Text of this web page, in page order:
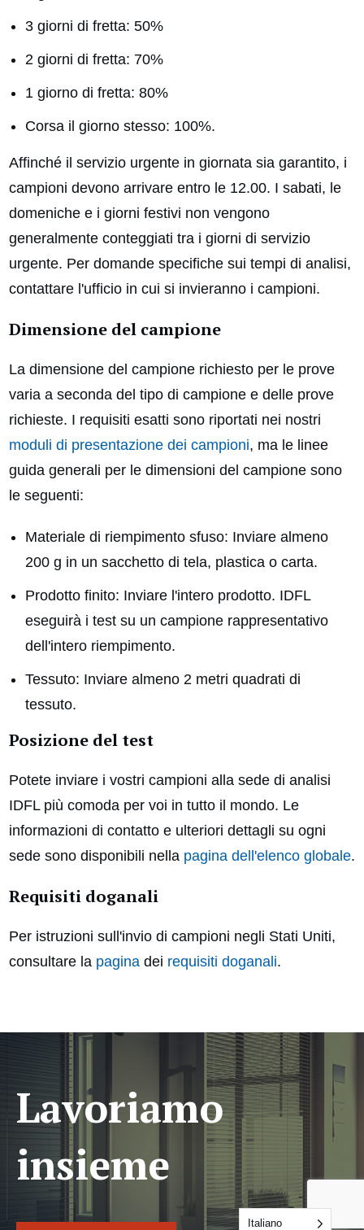
3 giorni di fretta: 50%
2 giorni di fretta: 70%
1 giorno di fretta: 80%
Corsa il giorno stesso: 100%.
Affinché il servizio urgente in giornata sia garantito, i
campioni devono arrivare entro le 12.00. I sabati, le
domeniche e i giorni festivi non vengono
generalmente conteggiati tra i giorni di servizio
urgente. Per domande specifiche sui tempi di analisi,
contattare l'ufficio in cui si invieranno i campioni.
Dimensione del campione
La dimensione del campione richiesto per le prove
varia a seconda del tipo di campione e delle prove
richieste. I requisiti esatti sono riportati nei nostri
moduli di presentazione dei campioni, ma le linee
guida generali per le dimensioni del campione sono
le seguenti:
Materiale di riempimento sfuso: Inviare almeno
200 g in un sacchetto di tela, plastica o carta.
Prodotto finito: Inviare l'intero prodotto. IDFL
eseguirà i test su un campione rappresentativo
dell'intero riempimento.
Tessuto: Inviare almeno 2 metri quadrati di
tessuto.
Posizione del test
Potete inviare i vostri campioni alla sede di analisi
IDFL più comoda per voi in tutto il mondo. Le
informazioni di contatto e ulteriori dettagli su ogni
sede sono disponibili nella pagina dell'elenco globale.
Requisiti doganali
Per istruzioni sull'invio di campioni negli Stati Uniti,
consultare la pagina dei requisiti doganali.
Lavoriamo
insieme
Italiano